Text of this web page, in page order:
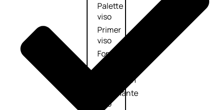
Palette
viso
Primer
viso
Fondotinta
Cipria
Fard/Blush
Illuminante
viso